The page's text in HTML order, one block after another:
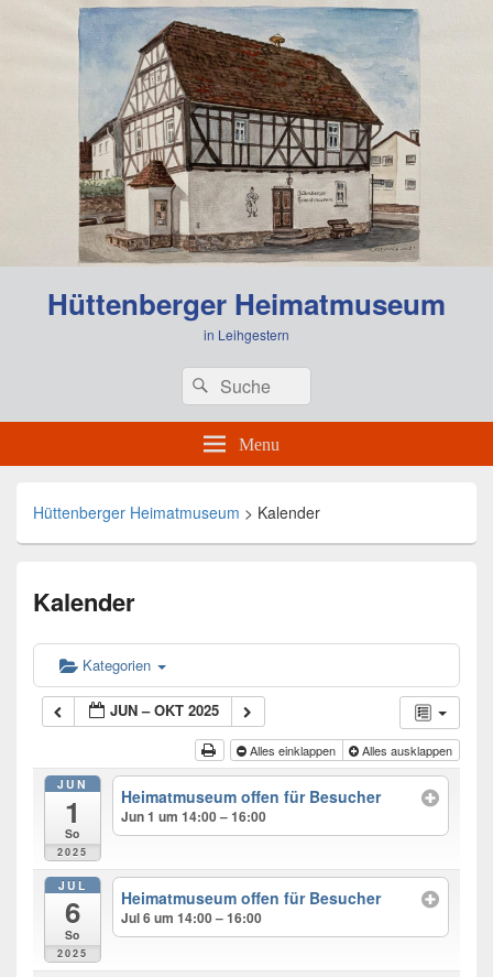
Hüttenberger Heimatmuseum
in Leihgestern
Search
for:
Search
Menu
Hüttenberger Heimatmuseum > Kalender
Kalender
Kategorien
JUN – OKT 2025
Alles einklappen Alles ausklappen
JUN
1
So
2025
Heimatmuseum offen für Besucher
Jun 1 um 14:00 – 16:00
JUL
6
So
2025
Heimatmuseum offen für Besucher
Jul 6 um 14:00 – 16:00